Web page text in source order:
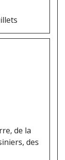
de la
des